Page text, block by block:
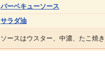
バーベキューソース
サラダ油
ソースはウスター、中濃、たこ焼